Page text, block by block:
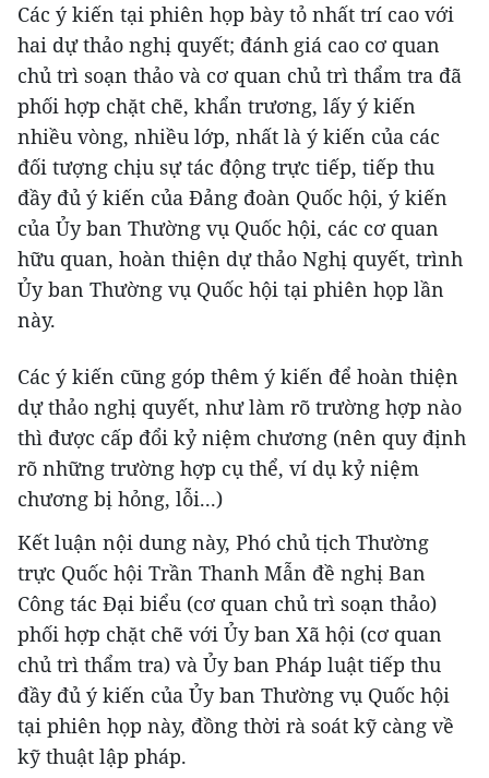
Các ý kiến tại phiên họp bày tỏ nhất trí cao với
hai dự thảo nghị quyết; đánh giá cao cơ quan
chủ trì soạn thảo và cơ quan chủ trì thẩm tra đã
phối hợp chặt chẽ, khẩn trương, lấy ý kiến
nhiều vòng, nhiều lớp, nhất là ý kiến của các
đối tượng chịu sự tác động trực tiếp, tiếp thu
đầy đủ ý kiến của Đảng đoàn Quốc hội, ý kiến
của Ủy ban Thường vụ Quốc hội, các cơ quan
hữu quan, hoàn thiện dự thảo Nghị quyết, trình
Ủy ban Thường vụ Quốc hội tại phiên họp lần
này.
Các ý kiến cũng góp thêm ý kiến để hoàn thiện
dự thảo nghị quyết, như làm rõ trường hợp nào
thì được cấp đổi kỷ niệm chương (nên quy định
rõ những trường hợp cụ thể, ví dụ kỷ niệm
chương bị hỏng, lỗi...)
Kết luận nội dung này, Phó chủ tịch Thường
trực Quốc hội Trần Thanh Mẫn đề nghị Ban
Công tác Đại biểu (cơ quan chủ trì soạn thảo)
phối hợp chặt chẽ với Ủy ban Xã hội (cơ quan
chủ trì thẩm tra) và Ủy ban Pháp luật tiếp thu
đầy đủ ý kiến của Ủy ban Thường vụ Quốc hội
tại phiên họp này, đồng thời rà soát kỹ càng về
kỹ thuật lập pháp.